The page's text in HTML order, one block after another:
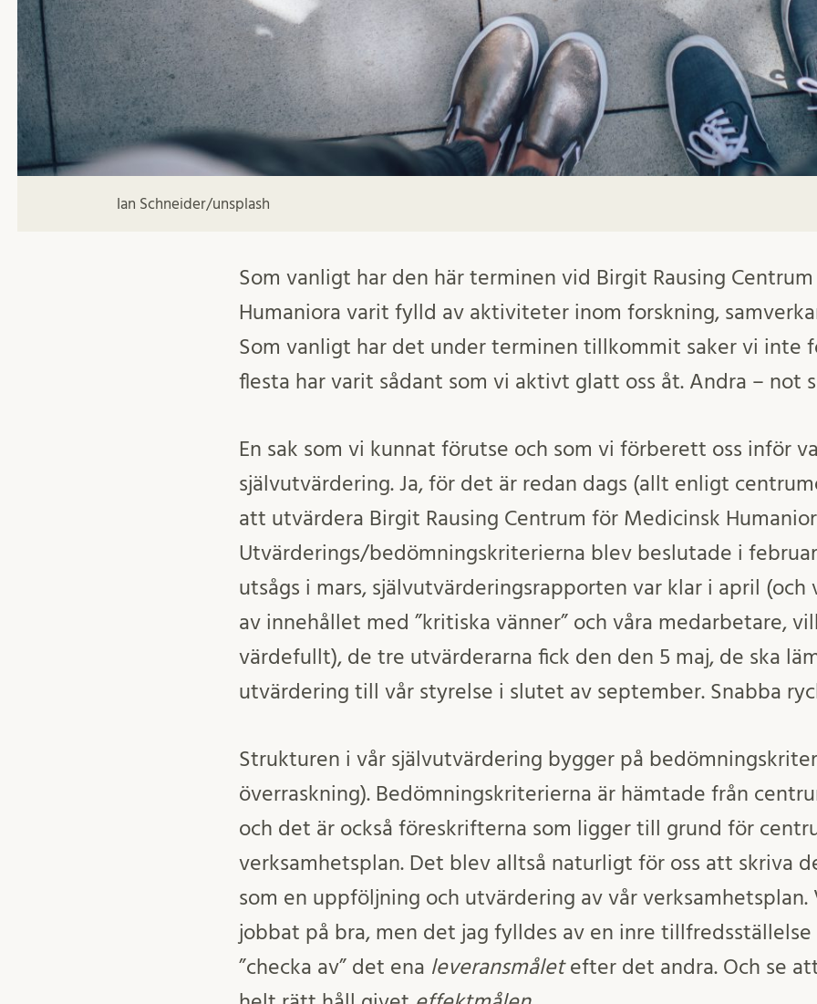
Ian Schneider/unsplash
Som vanligt har den här terminen vid Birgit Rausing
Humaniora varit fylld av aktiviteter inom forskning,
Som vanligt har det under terminen tillkommit saker vi inte
flesta har varit sådant som vi aktivt glatt oss åt. Andra – not
En sak som vi kunnat förutse och som vi förberett oss inför
självutvärdering. Ja, för det är redan dags (allt enligt
att utvärdera Birgit Rausing Centrum för Medicinsk
Utvärderings/bedömningskriterierna blev beslutade i
utsågs i mars, självutvärderingsrapporten var klar i april (och
av innehållet med ”kritiska vänner” och våra medarbetare,
värdefullt), de tre utvärderarna fick den den 5 maj, de ska
utvärdering till vår styrelse i slutet av september. Snabba
Strukturen i vår självutvärdering bygger på
överraskning). Bedömningskriterierna är hämtade från
och det är också föreskrifterna som ligger till grund för
verksamhetsplan. Det blev alltså naturligt för oss att skriva
som en uppföljning och utvärdering av vår
jobbat på bra, men det jag fylldes av en inre tillfredsställelse
”checka av” det ena leveransmåletefter det andra. Och se